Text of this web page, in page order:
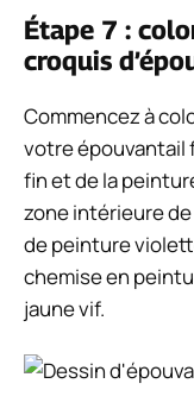
Étape 7 :
croquis
Commencez à
votre épouvantail
fin et de la
zone intérieure
de peinture
chemise en
jaune vif.